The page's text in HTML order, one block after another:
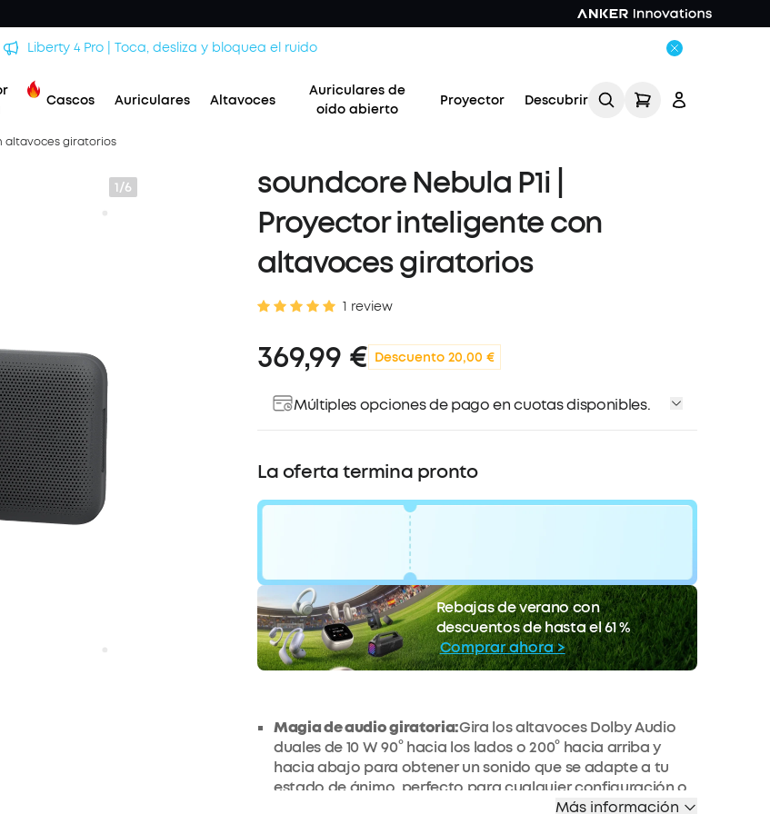
Liberty 4 Pro | Toca, desliza y bloquea el ruido
Cascos Auriculares Altavoces
Auriculares de
oído abierto
Proyector Descubrir
altavoces giratorios
1/6
soundcore Nebula P1i |
Proyector inteligente con
altavoces giratorios
1 review
369,99 € Descuento 20,00 €
Múltiples opciones de pago en cuotas disponibles.
La oferta termina pronto
20 €
Descuento
código:WS24NV0K62WA
COPIAR
La oferta termina pronto.
Rebajas de verano con
descuentos de hasta el 61 %
Comprar ahora >
Magia de audio giratoria:Gira los altavoces Dolby Audio
duales de 10 W 90° hacia los lados o 200° hacia arriba y
hacia abajo para obtener un sonido que se adapte a tu
estado de ánimo, perfecto para cualquier configuración o
Más información